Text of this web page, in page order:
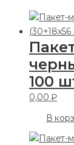
100
0,00₽
В